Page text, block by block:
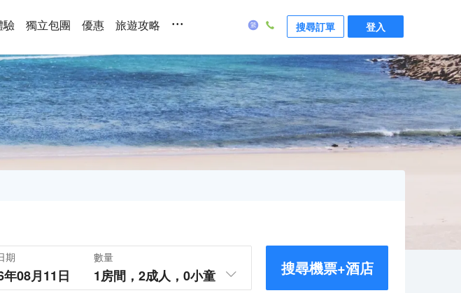
驗 獨立包團 優惠 旅遊攻略 ... 搜尋訂單 登入
期
年08月11日
數量
1房間， 2成人， 0小童 搜尋機票+酒店